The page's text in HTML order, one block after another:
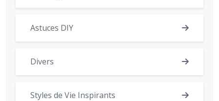
Astuces DIY
Divers
Styles de Vie Inspirants